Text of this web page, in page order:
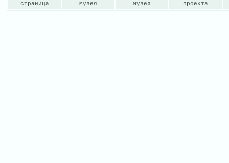
страница
Музея
Музея
проекта